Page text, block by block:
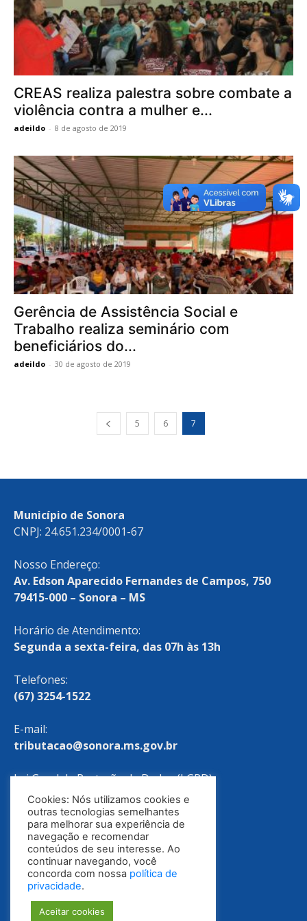
CREAS realiza palestra sobre combate a
violência contra a mulher e...
adeildo - 8 de agosto de 2019
Gerência de Assistência Social e
Trabalho realiza seminário com
beneficiários do...
adeildo - 30 de agosto de 2019
5 6 7
Município de Sonora
CNPJ: 24.651.234/0001-67
Nosso Endereço:
Av. Edson Aparecido Fernandes de Campos, 750
79415-000 – Sonora – MS
Horário de Atendimento:
Segunda a sexta-feira, das 07h às 13h
Telefones:
(67) 3254-1522
E-mail:
tributacao@sonora.ms.gov.br
Lei Geral de Proteção de Dados (LGPD)
Política de Privacidade
Cookies: Nós utilizamos cookies e
outras tecnologias semelhantes
para melhorar sua experiência de
navegação e recomendar
conteúdos de seu interesse. Ao
continuar navegando, você
concorda com nossa política de
privacidade.
Aceitar cookies